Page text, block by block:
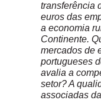
transferência
euros das
a economia
Continente.
mercados de
portugueses
avalia a
setor? A
associadas